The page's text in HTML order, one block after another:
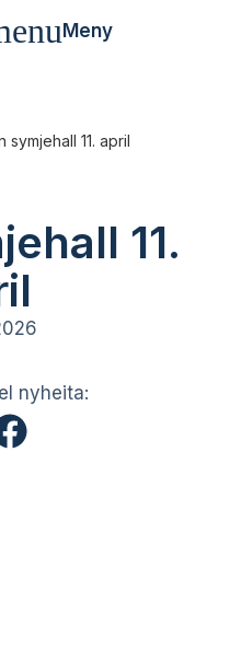
Meny
symjehall 11. april
11.
nyheita: